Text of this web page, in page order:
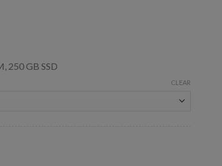
250 GB SSD
CLEAR